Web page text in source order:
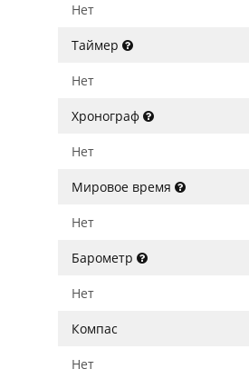
Нет
Таймер
Нет
Хронограф
Нет
Мировое время
Нет
Барометр
Нет
Компас
Нет